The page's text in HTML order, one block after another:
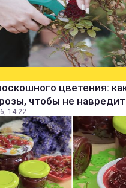
цветения:
чтобы не
14:22